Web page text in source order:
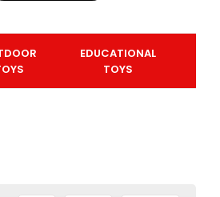
EDUCATIONAL
TOYS